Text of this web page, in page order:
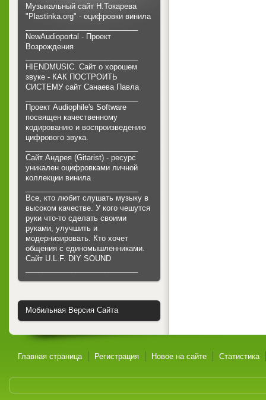
Музыкальный сайт Н.Токарева
"Plastinka.org" - оцифровки винила
NewAudioportal - Проект
Возрождения
HIENDMUSIC. Сайт о хорошем
звуке - КАК ПОСТРОИТЬ
СИСТЕМУ сайт Санаева Павла
Проект Audiophile's Software
посвящен качественному
кодированию и воспроизведению
цифрового звука.
Сайт Андрея (Gitarist) - ресурс
уникален оцифровками личной
коллекции винила
Все, кто любит слушать музыку в
высоком качестве. У кого чешутся
руки что-то сделать своими
руками, улучшить и
модернизировать. Кто хочет
общения с единомышленниками.
Cайт U.L.F. DIY SOUND
Мобильная Версия Сайта
Главная страница Регистрация Новое на сайте Статистика